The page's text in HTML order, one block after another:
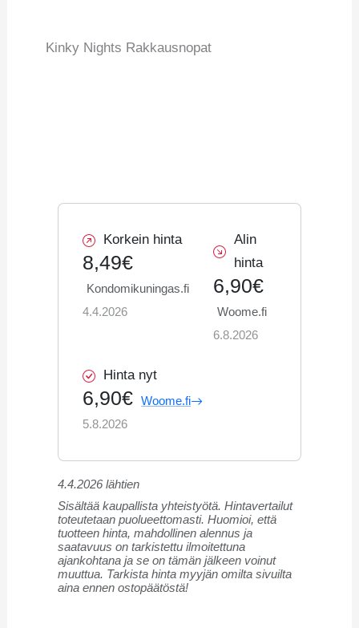
Kinky Nights Rakkausnopat
Korkein hinta
8,49€
Kondomikuningas.fi
4.4.2026
Alin
hinta
6,90€
Woome.fi
6.8.2026
Hinta nyt
6,90€
Woome.fi
5.8.2026
4.4.2026 lähtien
Sisältää kaupallista yhteistyötä. Hintavertailut
toteutetaan puolueettomasti. Huomioi, että
tuotteen hinta, mahdollinen alennus ja
saatavuus on tarkistettu ilmoitettuna
ajankohtana ja se on tämän jälkeen voinut
muuttua. Tarkista hinta myyjän omilta sivuilta
aina ennen ostopäätöstä!